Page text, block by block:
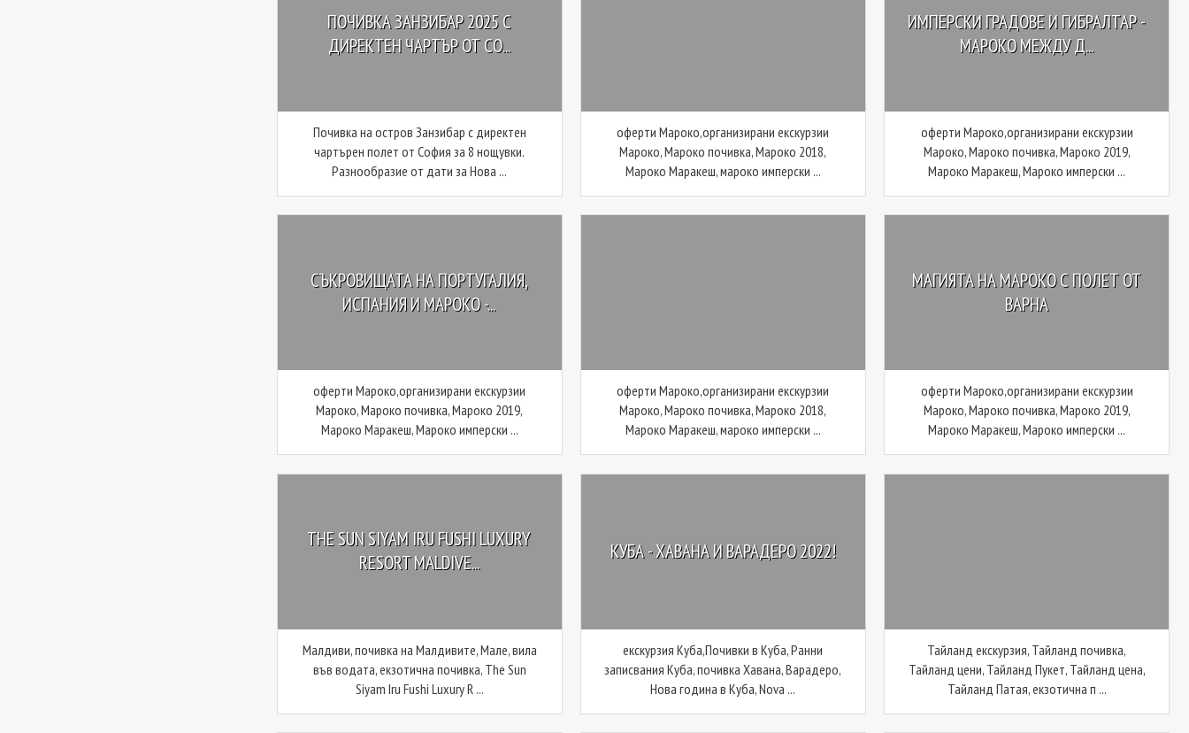
ПОЧИВКА ЗАНЗИБАР 2025 С
ДИРЕКТЕН ЧАРТЪР ОТ СО...
Почивка на остров Занзибар с директен
чартърен полет от София за 8 нощувки.
Разнообразие от дати за Нова ...
оферти Мароко,организирани екскурзии
Мароко, Мароко почивка, Мароко 2018,
Мароко Маракеш, мароко имперски ...
ИМПЕРСКИ ГРАДОВЕ И ГИБРАЛТАР -
МАРОКО МЕЖДУ Д...
оферти Мароко,организирани екскурзии
Мароко, Мароко почивка, Мароко 2019,
Мароко Маракеш, Мароко имперски ...
СЪКРОВИЩАТА НА ПОРТУГАЛИЯ,
ИСПАНИЯ И МАРОКО -...
оферти Мароко,организирани екскурзии
Мароко, Мароко почивка, Мароко 2019,
Мароко Маракеш, Мароко имперски ...
оферти Мароко,организирани екскурзии
Мароко, Мароко почивка, Мароко 2018,
Мароко Маракеш, мароко имперски ...
МАГИЯТА НА МАРОКО С ПОЛЕТ ОТ
ВАРНА
оферти Мароко,организирани екскурзии
Мароко, Мароко почивка, Мароко 2019,
Мароко Маракеш, Мароко имперски ...
THE SUN SIYAM IRU FUSHI LUXURY
RESORT MALDIVE...
Малдиви, почивка на Малдивите, Мале, вила
във водата, екзотична почивка, The Sun
Siyam Iru Fushi Luxury R ...
КУБА - ХАВАНА И ВАРАДЕРО 2022!
екскурзия Куба,Почивки в Куба, Ранни
записвания Куба, почивка Хавана, Варадеро,
Нова година в Куба, Nova ...
Тайланд екскурзия, Тайланд почивка,
Тайланд цени, Тайланд Пукет, Тайланд цена,
Тайланд Патая, екзотична п ...